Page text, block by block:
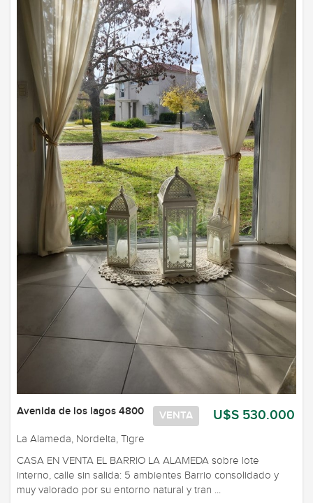
U$S 530.000
VENTA
Avenida de los lagos 4800
La Alameda, Nordelta, Tigre
CASA EN VENTA EL BARRIO LA ALAMEDA sobre lote
interno, calle sin salida: 5 ambientes Barrio consolidado y
muy valorado por su entorno natural y tran ...